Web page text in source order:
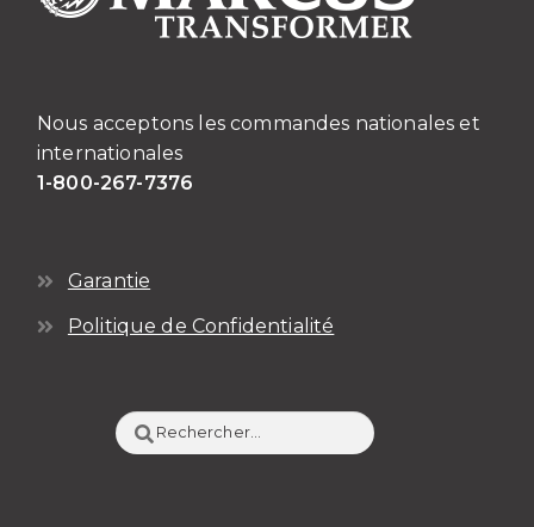
Nous acceptons les commandes nationales et
internationales
1-800-267-7376
Garantie
Politique de Confidentialité
Rechercher :